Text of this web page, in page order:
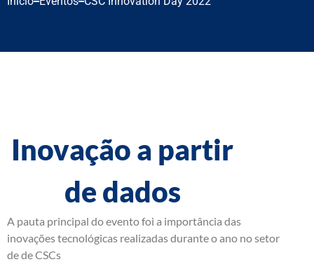
Inovação a partir
de dados
A pauta principal do evento foi a importância das
inovações tecnológicas realizadas durante o ano no setor
de de CSCs